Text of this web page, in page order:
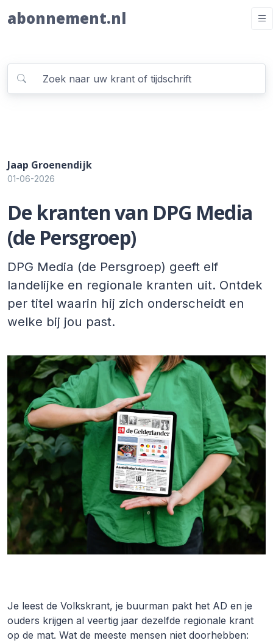
abonnement.nl
Jaap Groenendijk
01-06-2026
De kranten van DPG Media
(de Persgroep)
DPG Media (de Persgroep) geeft elf
landelijke en regionale kranten uit. Ontdek
per titel waarin hij zich onderscheidt en
welke bij jou past.
Je leest de Volkskrant, je buurman pakt het AD en je
ouders krijgen al veertig jaar dezelfde regionale krant
op de mat. Wat de meeste mensen niet doorhebben: